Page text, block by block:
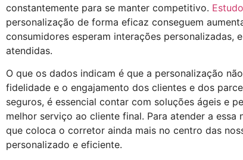
constantemente para se manter competitivo.
personalização de forma eficaz conseguem
consumidores esperam interações personalizadas,
atendidas.
O que os dados indicam é que a personalização
fidelidade e o engajamento dos clientes​ e dos
seguros, é essencial contar com soluções ágeis e
melhor serviço ao cliente final. Para atender a
que coloca o corretor ainda mais no centro das
personalizado e eficiente.